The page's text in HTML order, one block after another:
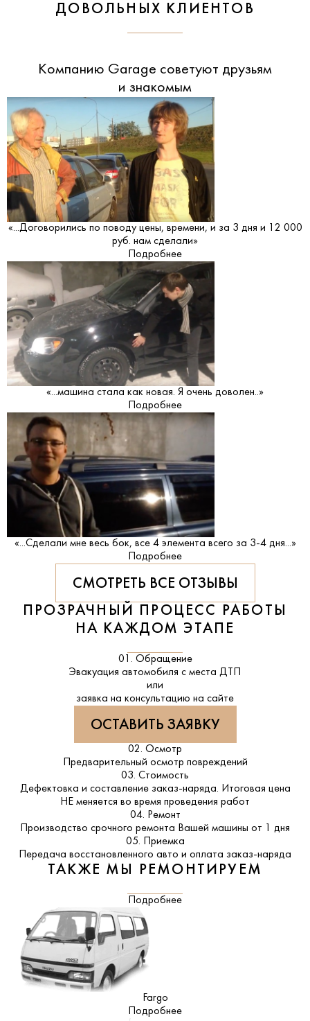
ДОВОЛЬНЫХ КЛИЕНТОВ
Компанию Garage советуют друзьям
и знакомым
«...Договорились по поводу цены, времени, и за 3 дня и 12 000
руб. нам сделали»
Подробнее
«...машина стала как новая. Я очень доволен..»
Подробнее
«...Сделали мне весь бок, все 4 элемента всего за 3-4 дня...»
Подробнее
СМОТРЕТЬ ВСЕ ОТЗЫВЫ
ПРОЗРАЧНЫЙ ПРОЦЕСС РАБОТЫ
НА КАЖДОМ ЭТАПЕ
01. Обращение
Эвакуация автомобиля с места ДТП
или
заявка на консультацию на сайте
ОСТАВИТЬ ЗАЯВКУ
02. Осмотр
Предварительный осмотр повреждений
03. Стоимость
Дефектовка и составление заказ-наряда. Итоговая цена
НЕ меняется во время проведения работ
04. Ремонт
Производство срочного ремонта Вашей машины от 1 дня
05. Приемка
Передача восстановленного авто и оплата заказ-наряда
ТАКЖЕ МЫ РЕМОНТИРУЕМ
Подробнее
Fargo
Подробнее